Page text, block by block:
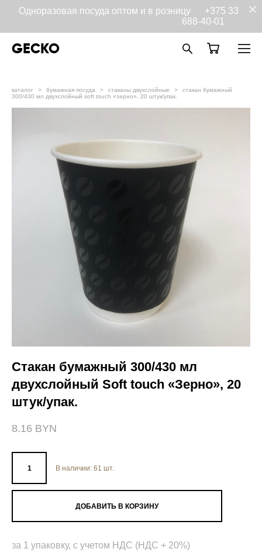
Одноразовая посуда оптом и в розницу +375 33
688-40-01
GECKO
каталог > бумажная посуда > стаканы двухслойные >
стакан бумажный
300/430 мл двухслойный soft touch «зерно», 20 штук/упак.
Стакан бумажный 300/430 мл
двухслойный Soft touch «Зерно», 20
штук/упак.
8.16 BYN
В наличии: 61 шт.
ДОБАВИТЬ В КОРЗИНУ
за 1 упаковку, с учетом НДС (НДС + 20%)